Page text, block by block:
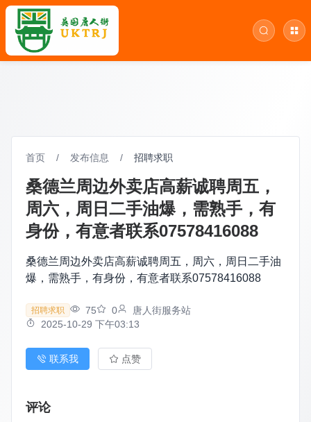
首页 / 发布信息 / 招聘求职
桑德兰周边外卖店高薪诚聘周五，
周六，周日二手油爆，需熟手，有
身份，有意者联系07578416088
桑德兰周边外卖店高薪诚聘周五，周六，周日二手油
爆，需熟手，有身份，有意者联系07578416088
招聘求职 75 0
唐人街服务站
2025-10-29 下午03:13
联系我 点赞
评论